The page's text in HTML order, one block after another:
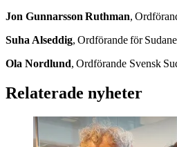
Jon Gunnarsson Ruthman,
Suha Alseddig, Ordförande för
Ola Nordlund, Ordförande Svensk
Relaterade nyheter